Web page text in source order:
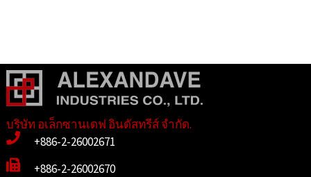
บริษัท อเล็กซานเดฟ อินดัสทรีส์ จำกัด.
+886-2-26002671
+886-2-26002670